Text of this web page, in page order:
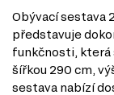
Obývací sestava
představuje
funkčnosti, která
šířkou 290 cm,
sestava nabízí